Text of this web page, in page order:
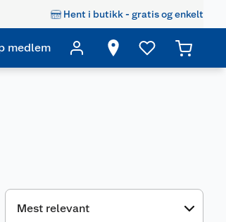
Hent i butikk - gratis og enkelt
medlem